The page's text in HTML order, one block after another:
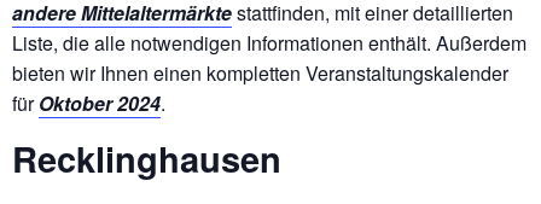
andere Mittelaltermärktestattfinden, mit einer detaillierten
Liste, die alle notwendigen Informationen enthält. Außerdem
bieten wir Ihnen einen kompletten Veranstaltungskalender
fürOktober 2024.
Recklinghausen